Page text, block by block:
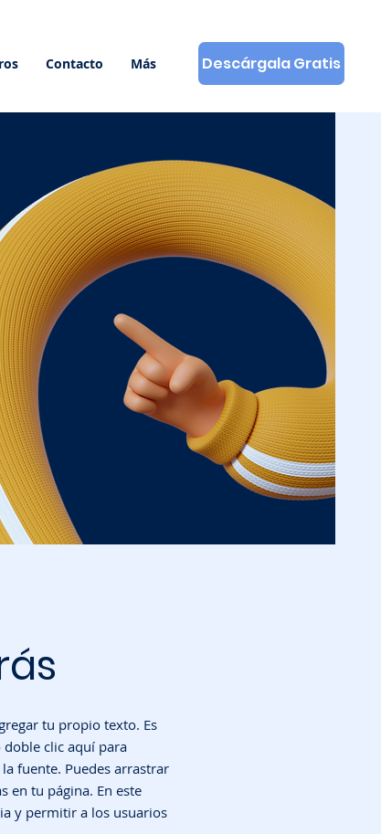
Contacto Más Descárgala Gratis
tu propio texto. Es
clic aquí para
fuente. Puedes arrastrar
en tu página. En este
y permitir a los usuarios